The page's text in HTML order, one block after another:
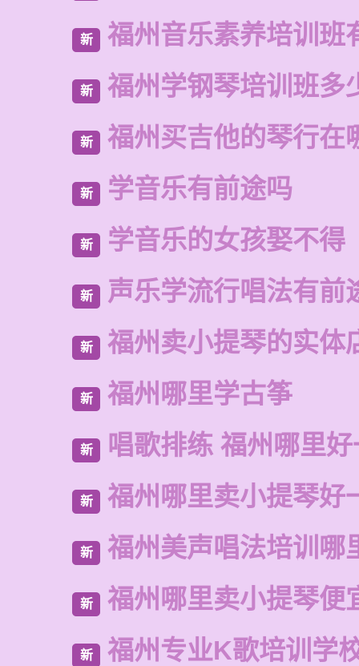
新 福州音乐素养培训班
新 福州学钢琴培训班多
新 福州买吉他的琴行在
新 学音乐有前途吗
新 学音乐的女孩娶不得
新 声乐学流行唱法有前
新 福州卖小提琴的实体
新 福州哪里学古筝
新 唱歌排练 福州哪里
新 福州哪里卖小提琴好
新 福州美声唱法培训哪
新 福州哪里卖小提琴便
新 福州专业K歌培训学